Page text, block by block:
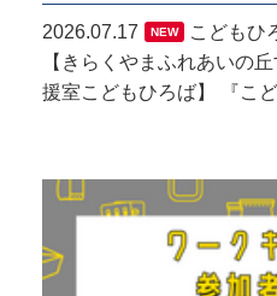
2026.07.17 NEW
こどもひ
【きらくやまふれあいの
援室こどもひろば】 『こ